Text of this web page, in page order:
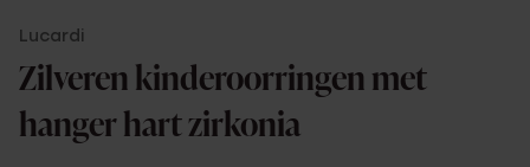
Lucardi
Zilveren kinderoorringen met
hanger hart zirkonia